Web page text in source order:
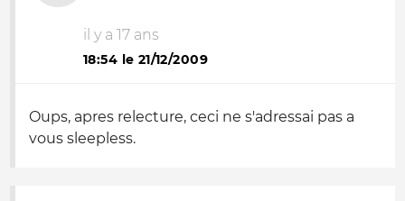
il y a 17 ans
18:54 le 21/12/2009
Oups, apres relecture, ceci ne s'adressai pas a
vous sleepless.